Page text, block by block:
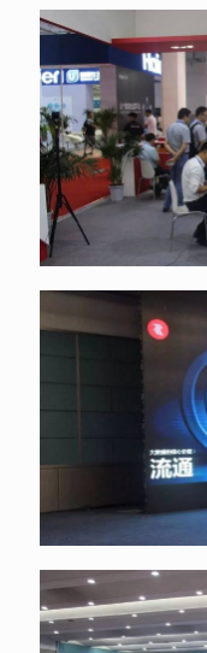
A-3数据中心
A-2数据中心
A-1数据中心